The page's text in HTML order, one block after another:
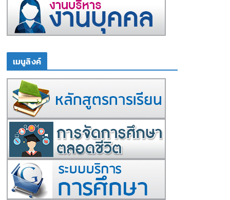
เมนูลิงค์